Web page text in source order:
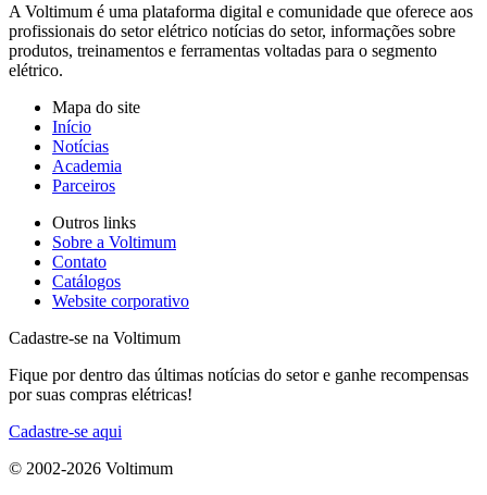
A Voltimum é uma plataforma digital e comunidade que oferece aos
profissionais do setor elétrico notícias do setor, informações sobre
produtos, treinamentos e ferramentas voltadas para o segmento
elétrico.
Mapa do site
Início
Notícias
Academia
Parceiros
Outros links
Sobre a Voltimum
Contato
Catálogos
Website corporativo
Cadastre-se na Voltimum
Fique por dentro das últimas notícias do setor e ganhe recompensas
por suas compras elétricas!
Cadastre-se aqui
© 2002-2026 Voltimum